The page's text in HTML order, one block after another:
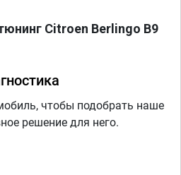
Citroen Berlingo B9
чтобы подобрать наше
решение для него.